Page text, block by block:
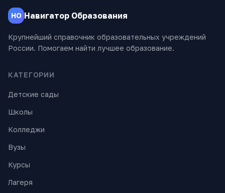
НО Навигатор Образования
Крупнейший справочник образовательных учреждений
России. Помогаем найти лучшее образование.
КАТЕГОРИИ
Детские сады
Школы
Колледжи
Вузы
Курсы
Лагеря